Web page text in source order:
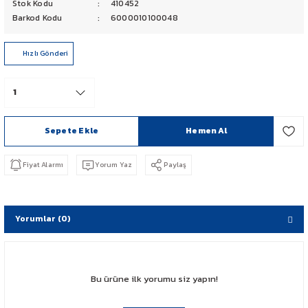
PCX 125-150
CB 125 F
NX 500
Stok Kodu
410452
Barkod Kodu
6000010100048
Hızlı Gönderi
Sepete Ekle Hemen Al
Fiyat Alarmı Yorum Yaz Paylaş
Yorumlar (0)
Bu ürüne ilk yorumu siz yapın!